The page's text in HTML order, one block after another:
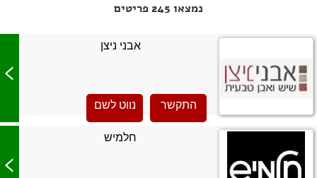
נמצאו 245 פריטים
אבני ניצן
התקשר נווט לשם
>
חלמיש
>